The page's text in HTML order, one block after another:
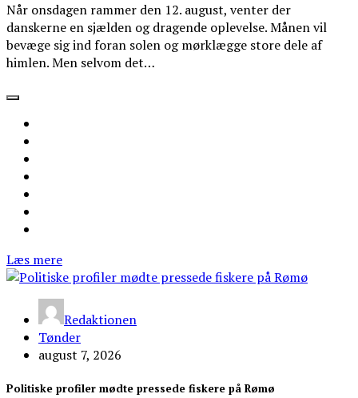
Når onsdagen rammer den 12. august, venter der
danskerne en sjælden og dragende oplevelse. Månen vil
bevæge sig ind foran solen og mørklægge store dele af
himlen. Men selvom det…
Læs mere
Redaktionen
Tønder
august 7, 2026
Politiske profiler mødte pressede fiskere på Rømø